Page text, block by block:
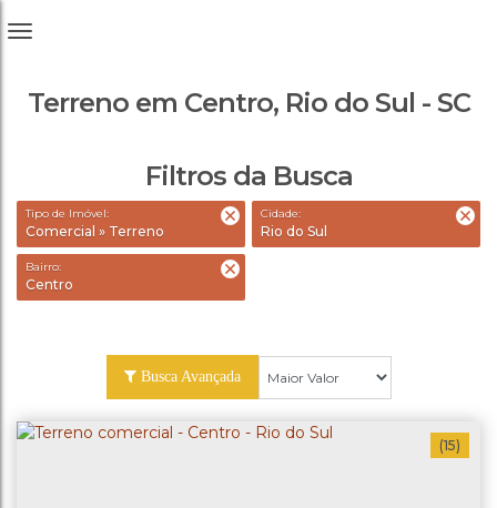
Terreno em Centro, Rio do Sul - SC
Filtros da Busca
Tipo de Imóvel:
Comercial » Terreno
Cidade:
Rio do Sul
Bairro:
Centro
Busca Avançada
(15)